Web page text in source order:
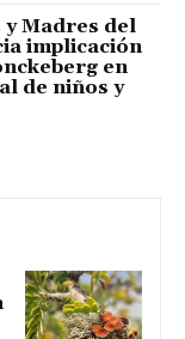
Madres del
implicación
en
de niños y